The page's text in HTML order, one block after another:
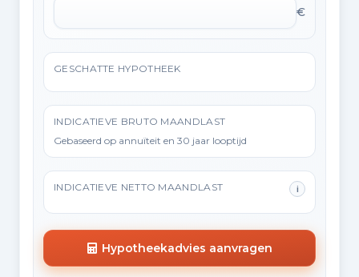
€
GESCHATTE HYPOTHEEK
INDICATIEVE BRUTO MAANDLAST
Gebaseerd op annuïteit en 30 jaar looptijd
INDICATIEVE NETTO MAANDLAST i
Hypotheekadvies aanvragen